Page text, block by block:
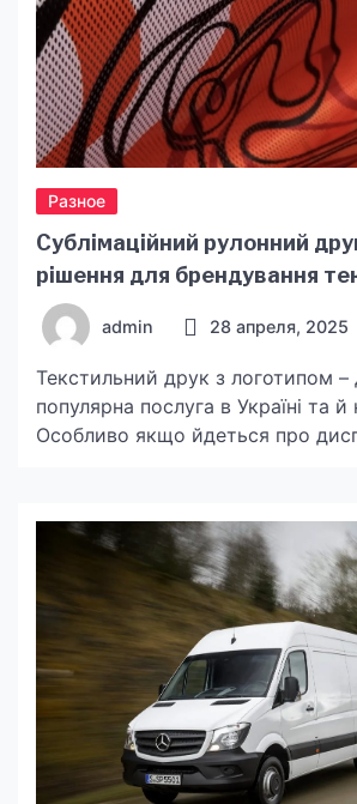
Разное
Сублімаційний рулонний
рішення для брендування
admin 28 апреля, 2025
Текстильний друк з логотипом
популярна послуга в Україні та й
Особливо якщо йдеться про
Наприклад, це може бути друк
якої надалі пошиють домашній
(штори, гардини чи
бути сублімаційний друк на
матеріалі, […]